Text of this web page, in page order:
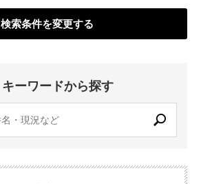
検索条件を変更する
キーワードから探す